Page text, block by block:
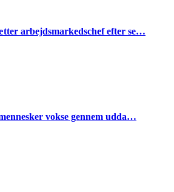
arbejdsmarkedschef efter se…
vokse gennem udda…